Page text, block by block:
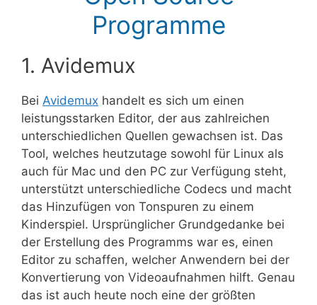
Programme
1. Avidemux
Bei Avidemux handelt es sich um einen
leistungsstarken Editor, der aus zahlreichen
unterschiedlichen Quellen gewachsen ist. Das
Tool, welches heutzutage sowohl für Linux als
auch für Mac und den PC zur Verfügung steht,
unterstützt unterschiedliche Codecs und macht
das Hinzufügen von Tonspuren zu einem
Kinderspiel. Ursprünglicher Grundgedanke bei
der Erstellung des Programms war es, einen
Editor zu schaffen, welcher Anwendern bei der
Konvertierung von Videoaufnahmen hilft. Genau
das ist auch heute noch eine der größten